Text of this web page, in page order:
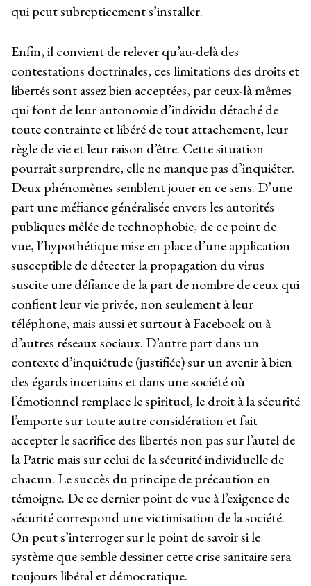
qui peut subrepticement s’installer.
Enfin, il convient de relever qu’au-delà des
contestations doctrinales, ces limitations des droits et
libertés sont assez bien acceptées, par ceux-là mêmes
qui font de leur autonomie d’individu détaché de
toute contrainte et libéré de tout attachement, leur
règle de vie et leur raison d’être. Cette situation
pourrait surprendre, elle ne manque pas d’inquiéter.
Deux phénomènes semblent jouer en ce sens. D’une
part une méfiance généralisée envers les autorités
publiques mêlée de technophobie, de ce point de
vue, l’hypothétique mise en place d’une application
susceptible de détecter la propagation du virus
suscite une défiance de la part de nombre de ceux qui
confient leur vie privée, non seulement à leur
téléphone, mais aussi et surtout à Facebook ou à
d’autres réseaux sociaux. D’autre part dans un
contexte d’inquiétude (justifiée) sur un avenir à bien
des égards incertains et dans une société où
l’émotionnel remplace le spirituel, le droit à la sécurité
l’emporte sur toute autre considération et fait
accepter le sacrifice des libertés non pas sur l’autel de
la Patrie mais sur celui de la sécurité individuelle de
chacun. Le succès du principe de précaution en
témoigne. De ce dernier point de vue à l’exigence de
sécurité correspond une victimisation de la société.
On peut s’interroger sur le point de savoir si le
système que semble dessiner cette crise sanitaire sera
toujours libéral et démocratique.